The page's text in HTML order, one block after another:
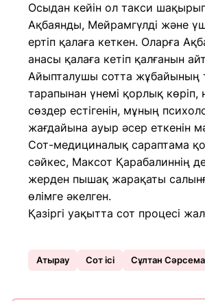
Осыдан кейін ол такси
Ақбаянды, Мейрамгүлді және
ертіп қалаға кеткен. Оларға
анасы қалаға кетіп қалғанын
Айыпталушы сотта жұбайының
тарапынан үнемі қорлық көріп,
сөздер естігенін, мұның
жағдайына ауыр әсер еткенін
Сот-медициналық сараптама
сәйкес, Максот Қарабалиннің
жерден пышақ жарақаты
өлімге әкелген.
Қазіргі уақытта сот процесі
Атырау Сот ісі Сұлтан